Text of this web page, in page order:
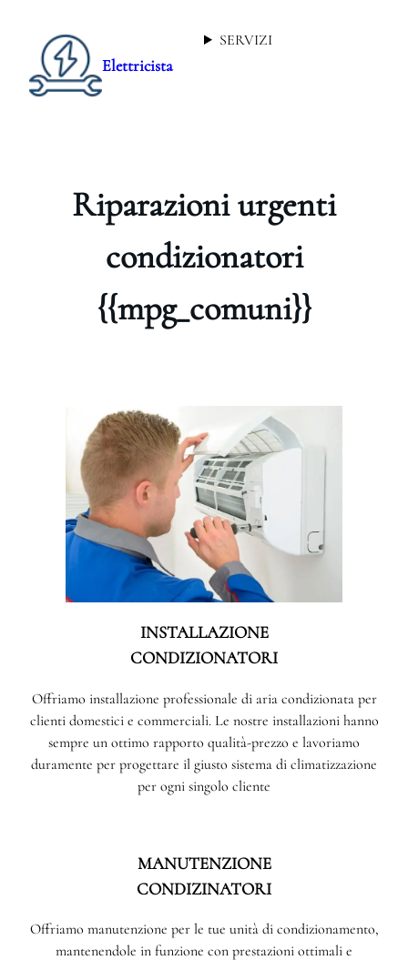
Elettricista
SERVIZI
Riparazioni urgenti
condizionatori
{{mpg_comuni}}
INSTALLAZIONE
CONDIZIONATORI
Offriamo installazione professionale di aria condizionata per
clienti domestici e commerciali. Le nostre installazioni hanno
sempre un ottimo rapporto qualità-prezzo e lavoriamo
duramente per progettare il giusto sistema di climatizzazione
per ogni singolo cliente
MANUTENZIONE
CONDIZINATORI
Offriamo manutenzione per le tue unità di condizionamento,
mantenendole in funzione con prestazioni ottimali e